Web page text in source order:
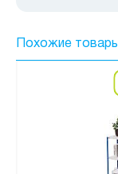
Похожие товары